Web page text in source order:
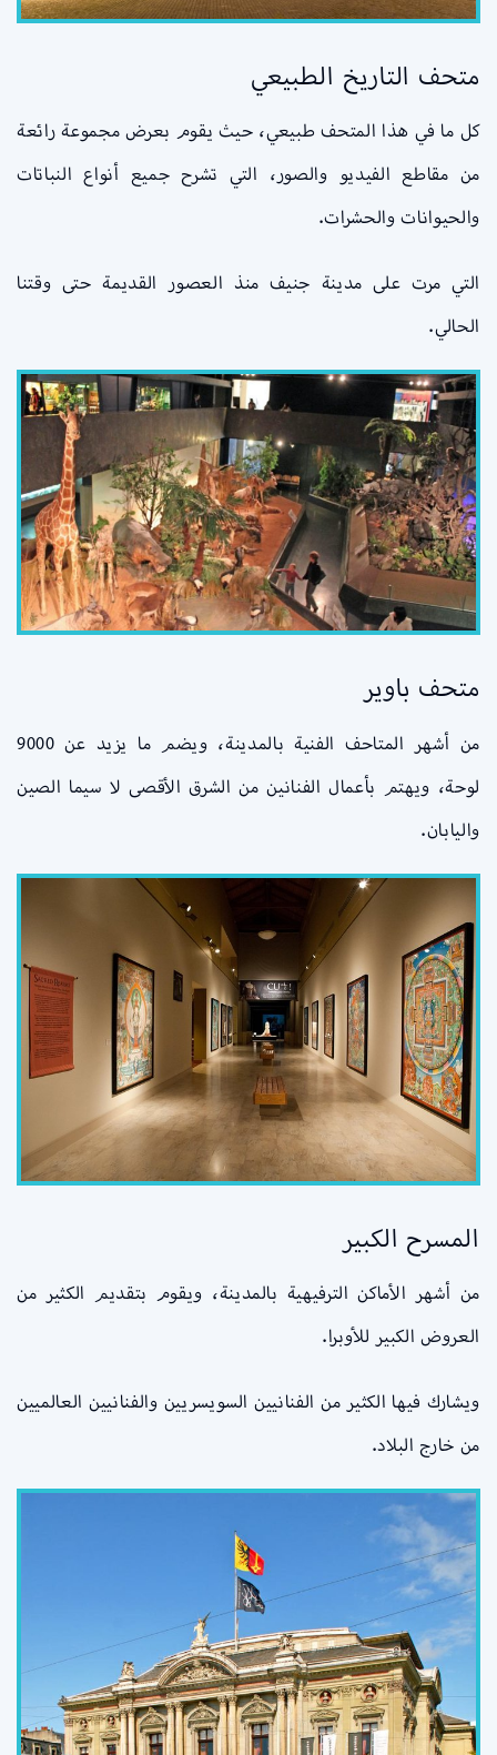
متحف التاريخ الطبيعي
كل ما في هذا المتحف طبيعي، حيث يقوم بعرض مجموعة رائعة
من مقاطع الفيديو والصور، التي تشرح جميع أنواع النباتات
والحيوانات والحشرات.
التي مرت على مدينة جنيف منذ العصور القديمة حتى وقتنا
الحالي.
متحف باوير
من أشهر المتاحف الفنية بالمدينة، ويضم ما يزيد عن 9000
لوحة، ويهتم بأعمال الفنانين من الشرق الأقصى لا سيما الصين
واليابان.
المسرح الكبير
من أشهر الأماكن الترفيهية بالمدينة، ويقوم بتقديم الكثير من
العروض الكبير للأوبرا.
ويشارك فيها الكثير من الفنانيين السويسريين والفنانيين العالميين
من خارج البلاد.